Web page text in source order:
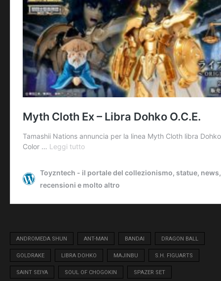
ANDROMEDA SHUN ANT-MAN BANDAI DRAGON BALL
GOLDRAKE LIBRA DOHKO MAJINBU S.H. FIGUARTS
SAINT SEIYA SOUL OF CHOGOKIN SPAZER SET